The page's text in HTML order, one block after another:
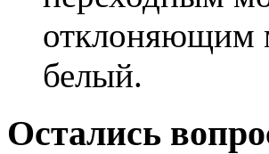
отклоняющим
белый.
Остались